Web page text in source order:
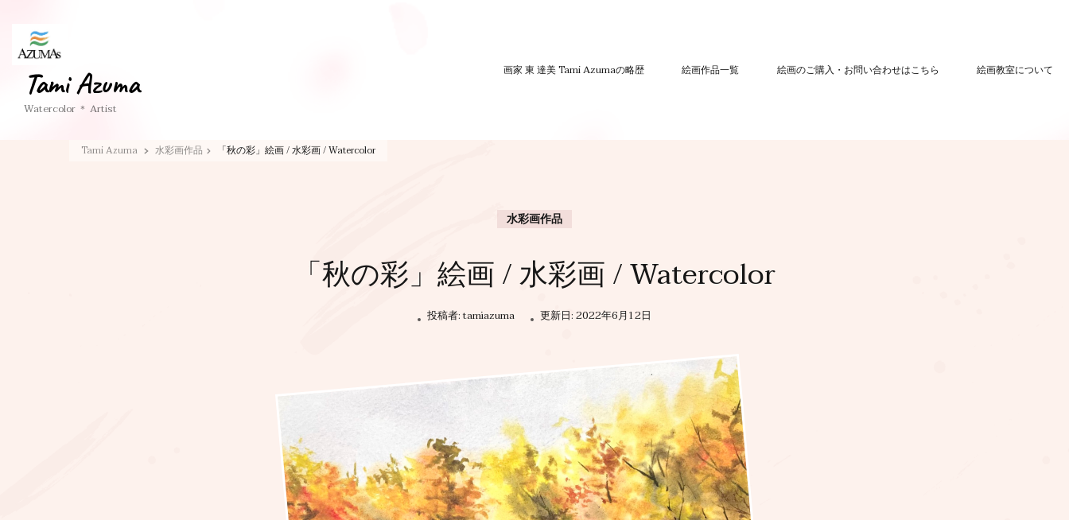
画家 東 達美 Tami Azumaの略歴 絵画作品一覧 絵画のご購入・お問い合わせはこちら 絵画教室について
Tami Azuma
Watercolor ＊ Artist
Tami Azuma 水彩画作品 「秋の彩」絵画 / 水彩画 / Watercolor
水彩画作品
「秋の彩」絵画 / 水彩画 / Watercolor
投稿者:tamiazuma 更新日:2022年6月12日